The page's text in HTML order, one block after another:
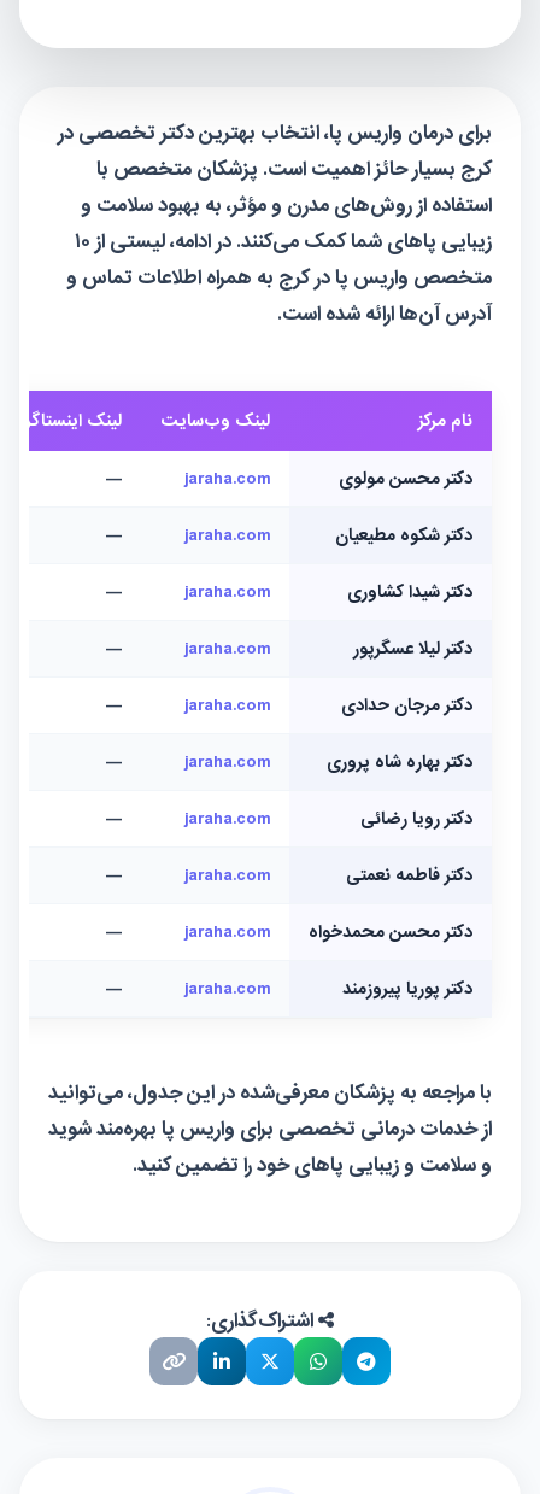
برای درمان واریس پا، انتخاب بهترین دکتر تخصصی در
کرج بسیار حائز اهمیت است. پزشکان متخصص با
استفاده از روش‌های مدرن و مؤثر، به بهبود سلامت و
زیبایی پاهای شما کمک می‌کنند. در ادامه، لیستی از ۱۰
متخصص واریس پا در کرج به همراه اطلاعات تماس و
آدرس آن‌ها ارائه شده است.
نام مرکز لینک وب‌سایت لینک اینستاگرام
دکتر محسن مولوی jaraha.com
—
دکتر شکوه مطیعیان jaraha.com
—
دکتر شیدا کشاوری jaraha.com
—
دکتر لیلا عسگرپور jaraha.com
—
دکتر مرجان حدادی jaraha.com
—
دکتر بهاره شاه پروری jaraha.com
—
دکتر رویا رضائی jaraha.com
—
دکتر فاطمه نعمتی jaraha.com
—
دکتر محسن محمدخواه jaraha.com
—
دکتر پوریا پیروزمند jaraha.com
—
با مراجعه به پزشکان معرفی‌شده در این جدول، می‌توانید
از خدمات درمانی تخصصی برای واریس پا بهره‌مند شوید
و سلامت و زیبایی پاهای خود را تضمین کنید.
اشتراک‌گذاری: